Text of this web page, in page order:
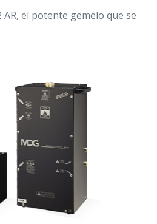
AR, el potente gemelo que se